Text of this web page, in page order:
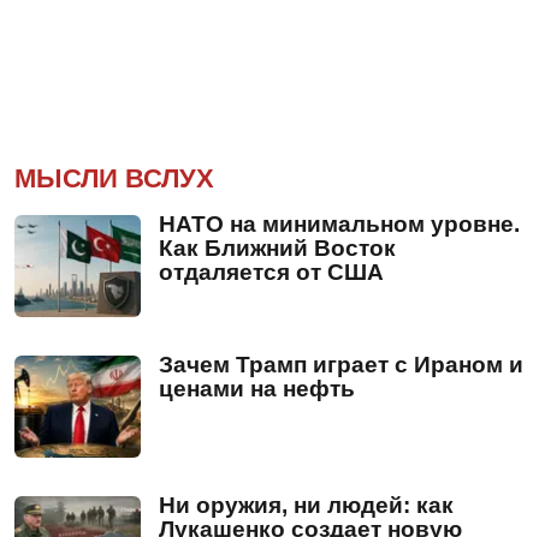
МЫСЛИ ВСЛУХ
НАТО на минимальном уровне.
Как Ближний Восток
отдаляется от США
Зачем Трамп играет с Ираном и
ценами на нефть
Ни оружия, ни людей: как
Лукашенко создает новую